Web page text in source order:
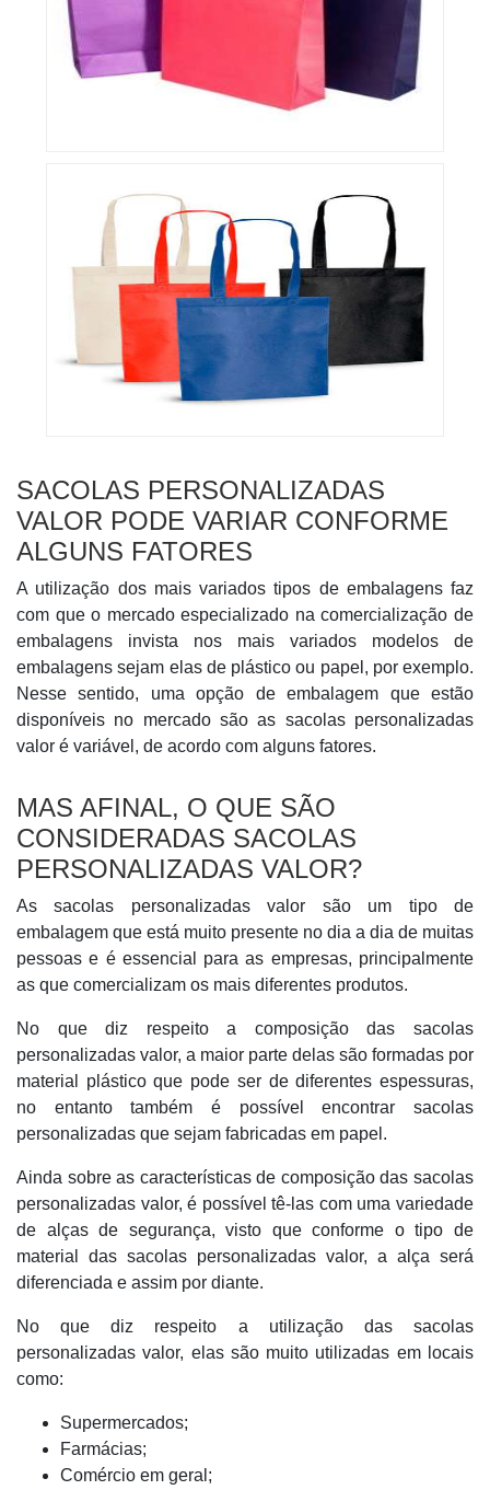
SACOLAS PERSONALIZADAS
VALOR PODE VARIAR CONFORME
ALGUNS FATORES
A utilização dos mais variados tipos de embalagens faz
com que o mercado especializado na comercialização de
embalagens invista nos mais variados modelos de
embalagens sejam elas de plástico ou papel, por exemplo.
Nesse sentido, uma opção de embalagem que estão
disponíveis no mercado são as sacolas personalizadas
valor é variável, de acordo com alguns fatores.
MAS AFINAL, O QUE SÃO
CONSIDERADAS SACOLAS
PERSONALIZADAS VALOR?
As sacolas personalizadas valor são um tipo de
embalagem que está muito presente no dia a dia de muitas
pessoas e é essencial para as empresas, principalmente
as que comercializam os mais diferentes produtos.
No que diz respeito a composição das sacolas
personalizadas valor, a maior parte delas são formadas por
material plástico que pode ser de diferentes espessuras,
no entanto também é possível encontrar sacolas
personalizadas que sejam fabricadas em papel.
Ainda sobre as características de composição das sacolas
personalizadas valor, é possível tê-las com uma variedade
de alças de segurança, visto que conforme o tipo de
material das sacolas personalizadas valor, a alça será
diferenciada e assim por diante.
No que diz respeito a utilização das sacolas
personalizadas valor, elas são muito utilizadas em locais
como:
Supermercados;
Farmácias;
Comércio em geral;